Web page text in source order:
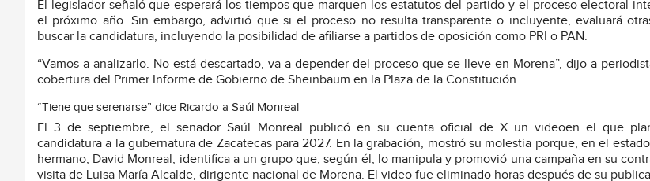
El legislador señaló que esperará los tiempos que marquen los estatutos del partido y el proceso electoral
el próximo año. Sin embargo, advirtió que si el proceso no resulta transparente o incluyente, evaluará
buscar la candidatura, incluyendo la posibilidad de afiliarse a partidos de oposición como PRI o PAN.
“Vamos a analizarlo. No está descartado, va a depender del proceso que se lleve en Morena”, dijo a
cobertura del Primer Informe de Gobierno de Sheinbaum en la Plaza de la Constitución.
“Tiene que serenarse” dice Ricardo a Saúl Monreal
El 3 de septiembre, el senador Saúl Monreal publicó en su cuenta oficial de X un videoen el que
candidatura a la gubernatura de Zacatecas para 2027. En la grabación, mostró su molestia porque, en el
hermano, David Monreal, identifica a un grupo que, según él, lo manipula y promovió una campaña en su
visita de Luisa María Alcalde, dirigente nacional de Morena. El video fue eliminado horas después de su